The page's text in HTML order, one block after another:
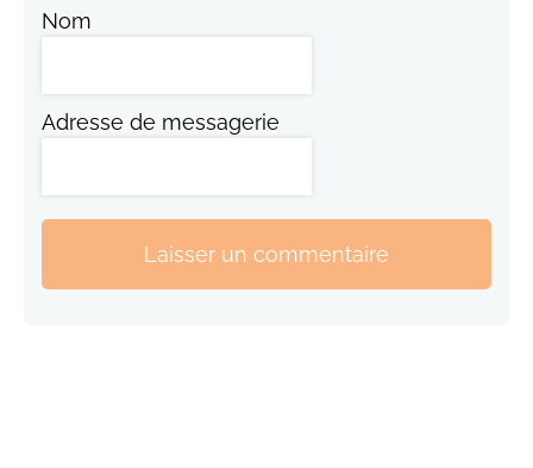
Nom
Adresse de messagerie
Laisser un commentaire